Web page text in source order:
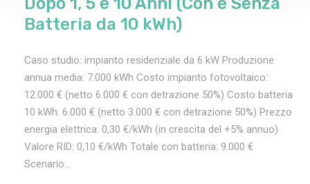
Batteria da 10 kWh)
Caso studio: impianto residenziale da 6 kW Produzione
annua media: 7.000 kWh Costo impianto fotovoltaico:
12.000 € (netto 6.000 € con detrazione 50%) Costo batteria
10 kWh: 6.000 € (netto 3.000 € con detrazione 50%) Prezzo
energia elettrica: 0,30 €/kWh (in crescita del +5% annuo)
Valore RID: 0,10 €/kWh Totale con batteria: 9.000 €
Scenario...